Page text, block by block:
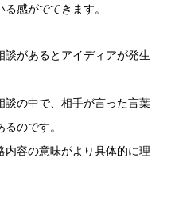
感がでてきます。
があるとアイディアが発生
談の中で、相手が言った言葉
のです。
容の意味がより具体的に理